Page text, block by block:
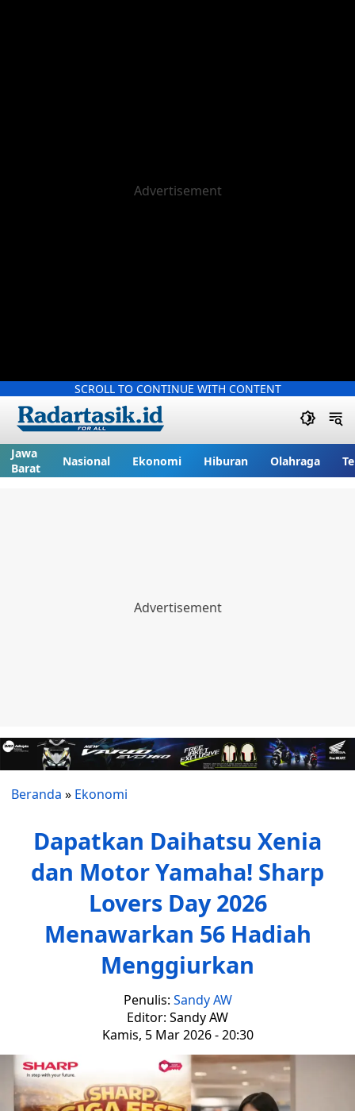
SCROLL TO CONTINUE WITH CONTENT
Jawa
Barat
Nasional Ekonomi Hiburan Olahraga
Beranda » Ekonomi
Dapatkan Daihatsu Xenia
dan Motor Yamaha! Sharp
Lovers Day 2026
Menawarkan 56 Hadiah
Menggiurkan
Penulis: Sandy AW
Editor: Sandy AW
Kamis, 5 Mar 2026 - 20:30